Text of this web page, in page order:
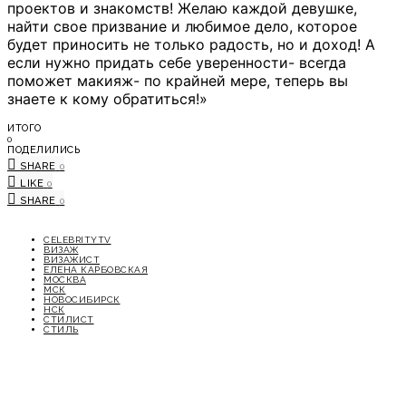
проектов и знакомств! Желаю каждой девушке,
найти свое призвание и любимое дело, которое
будет приносить не только радость, но и доход! А
если нужно придать себе уверенности- всегда
поможет макияж- по крайней мере, теперь вы
знаете к кому обратиться!»
ИТОГО
0
ПОДЕЛИЛИСЬ
SHARE 0
LIKE 0
SHARE 0
CELEBRITYTV
ВИЗАЖ
ВИЗАЖИСТ
ЕЛЕНА КАРБОВСКАЯ
МОСКВА
МСК
НОВОСИБИРСК
НСК
СТИЛИСТ
СТИЛЬ